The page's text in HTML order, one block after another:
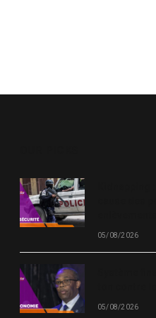
05/08/2026
05/08/2026